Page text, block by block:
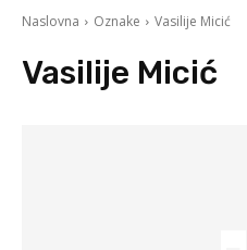
Naslovna Oznake Vasilije Micić
Vasilije Micić